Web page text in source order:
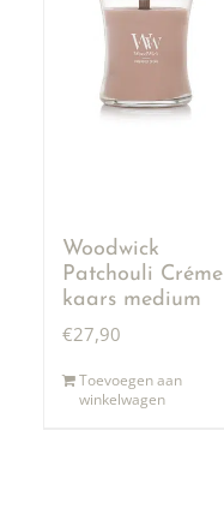
Woodwick
Patchouli Créme
kaars medium
€27,90
Toevoegen aan
winkelwagen